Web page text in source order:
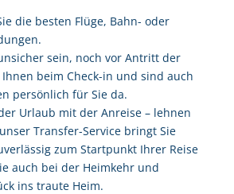
die besten Flüge, Bahn- oder
sein, noch vor Antritt der
beim Check-in und sind auch
persönlich für Sie da.
Urlaub mit der Anreise – lehnen
Transfer-Service bringt Sie
zum Startpunkt Ihrer Reise
auch bei der Heimkehr und
ins traute Heim.